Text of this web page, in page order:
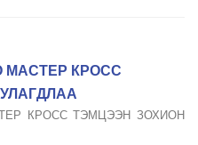
КРОСС
КРОСС ТЭМЦЭЭН ЗОХИОН